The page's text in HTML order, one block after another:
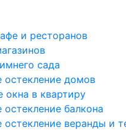
и ресторанов
сада
домов
в квартиру
балкона
веранды и